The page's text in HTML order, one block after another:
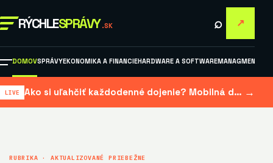
RÝCHLESPRÁVY .SK ⌕ ↗
DOMOVSPRÁVYEKONOMIKA A FINANCIEHARDWARE A SOFTWAREMANAGMENT A
Ako si uľahčiť každodenné dojenie? Mobilná dojačka šetrí čas aj námahu →
RUBRIKA · AKTUALIZOVANÉ PRIEBEŽNE